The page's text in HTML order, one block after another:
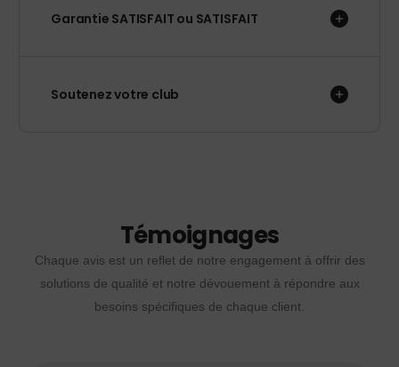
Garantie SATISFAIT ou SATISFAIT
Soutenez votre club
Témoignages
Chaque avis est un reflet de notre engagement à offrir des
solutions de qualité et notre dévouement à répondre aux
besoins spécifiques de chaque client.